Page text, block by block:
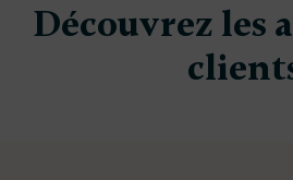
Découvrez les